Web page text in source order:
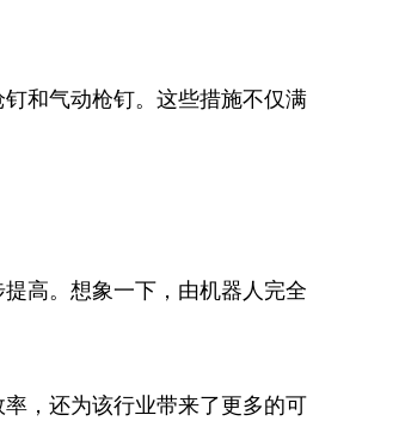
和气动枪钉。这些措施不仅满
高。想象一下，由机器人完全
，还为该行业带来了更多的可